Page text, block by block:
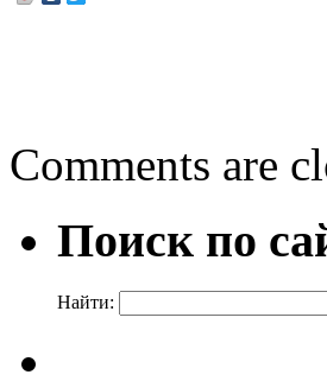
Comments are
Поиск по
Найти: